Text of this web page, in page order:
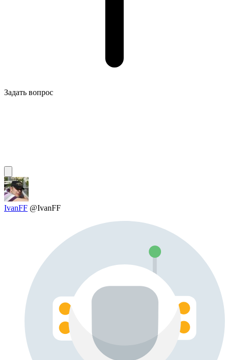
Задать вопрос
IvanFF @IvanFF